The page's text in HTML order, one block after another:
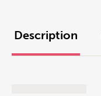
Description